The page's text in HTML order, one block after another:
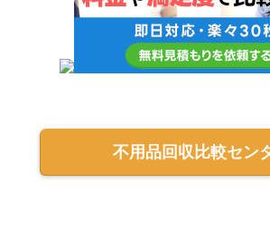
不用品回収比較セン